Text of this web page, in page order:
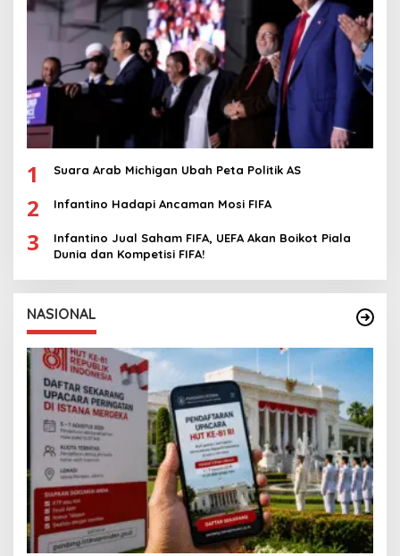
1 Suara Arab Michigan Ubah Peta Politik AS
2 Infantino Hadapi Ancaman Mosi FIFA
3
Infantino Jual Saham FIFA, UEFA Akan Boikot Piala
Dunia dan Kompetisi FIFA!
NASIONAL